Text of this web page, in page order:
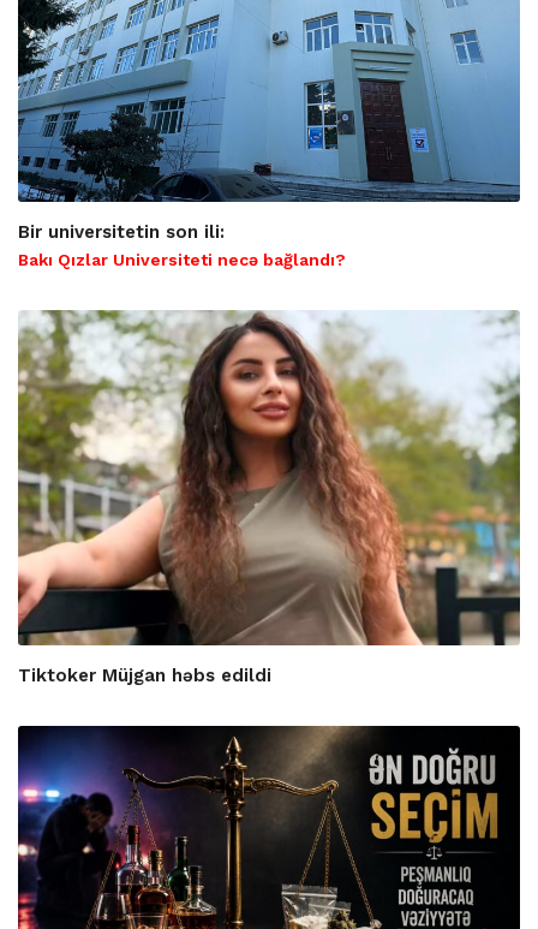
Bir universitetin son ili:
Bakı Qızlar Universiteti necə bağlandı?
Tiktoker Müjgan həbs edildi